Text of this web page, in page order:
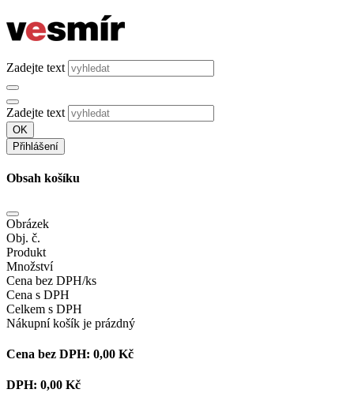
Zadejte text
Zadejte text
OK
Přihlášení
Obsah košíku
Obrázek
Obj. č.
Produkt
Množství
Cena bez DPH/ks
Cena s DPH
Celkem s DPH
Nákupní košík je prázdný
Cena bez DPH: 0,00 Kč
DPH: 0,00 Kč